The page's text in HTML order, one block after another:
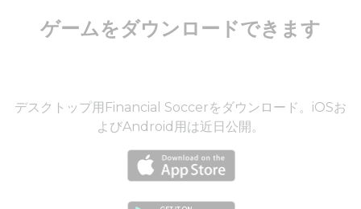
ゲームをダウンロードできます
デスクトップ用Financial Soccerをダウンロード。iOSお
よびAndroid用は近日公開。